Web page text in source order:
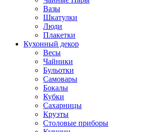
Вазы
Шкатулки
Люди
Плакетки
Кухонный декор
Весы
Чайники
Бульотки
Самовары
Бокалы
Кубки
Сахарницы
Круэты
Столовые приборы